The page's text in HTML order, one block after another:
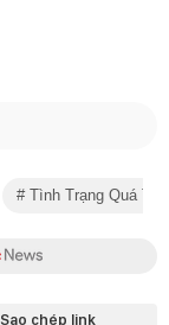
Tình Trạng Quá Tải
Sao chép link